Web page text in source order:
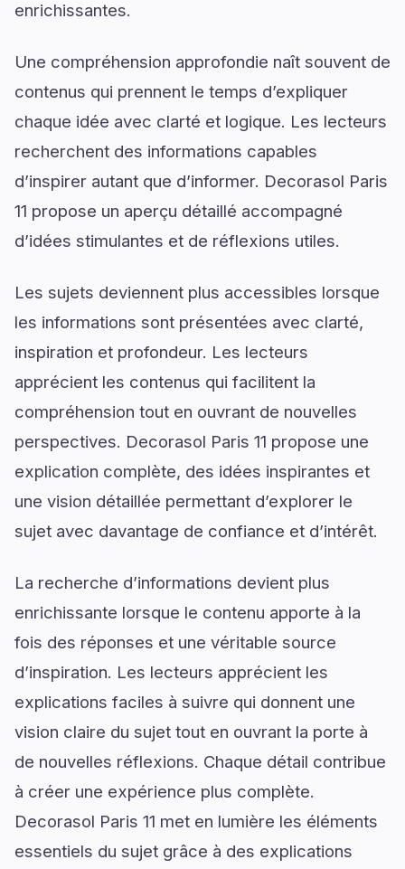
enrichissantes.
Une compréhension approfondie naît souvent de
contenus qui prennent le temps d’expliquer
chaque idée avec clarté et logique. Les lecteurs
recherchent des informations capables
d’inspirer autant que d’informer. Decorasol Paris
11 propose un aperçu détaillé accompagné
d’idées stimulantes et de réflexions utiles.
Les sujets deviennent plus accessibles lorsque
les informations sont présentées avec clarté,
inspiration et profondeur. Les lecteurs
apprécient les contenus qui facilitent la
compréhension tout en ouvrant de nouvelles
perspectives. Decorasol Paris 11 propose une
explication complète, des idées inspirantes et
une vision détaillée permettant d’explorer le
sujet avec davantage de confiance et d’intérêt.
La recherche d’informations devient plus
enrichissante lorsque le contenu apporte à la
fois des réponses et une véritable source
d’inspiration. Les lecteurs apprécient les
explications faciles à suivre qui donnent une
vision claire du sujet tout en ouvrant la porte à
de nouvelles réflexions. Chaque détail contribue
à créer une expérience plus complète.
Decorasol Paris 11 met en lumière les éléments
essentiels du sujet grâce à des explications